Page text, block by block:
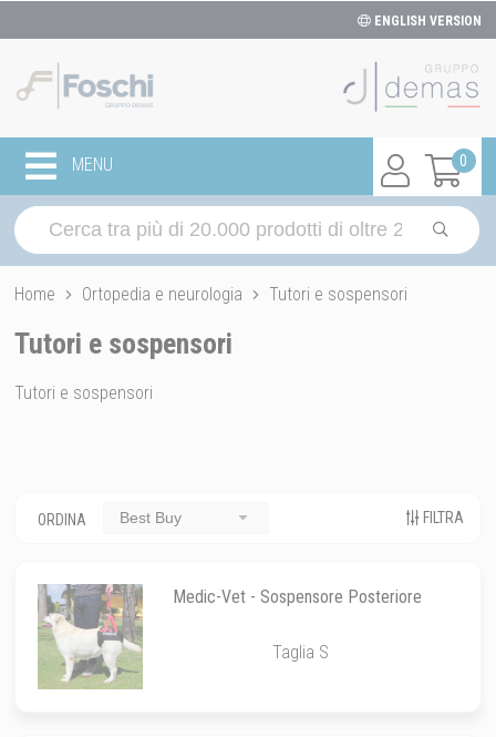
ENGLISH VERSION
0
MENU
Home Ortopedia e neurologia Tutori e sospensori
Tutori e sospensori
Tutori e sospensori
ORDINA Best Buy FILTRA
Medic-Vet - Sospensore Posteriore
Taglia S